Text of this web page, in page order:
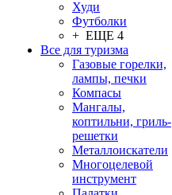
Худи
Футболки
+ ЕЩЕ 4
Все для туризма
Газовые горелки,
лампы, печки
Компасы
Мангалы,
коптильни, гриль-
решетки
Металлоискатели
Многоцелевой
инструмент